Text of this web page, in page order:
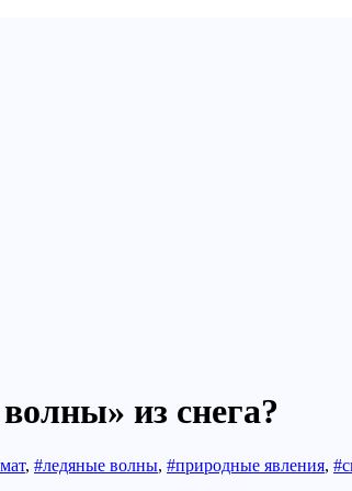
из снега?
, #ледяные волны, #природные явления,